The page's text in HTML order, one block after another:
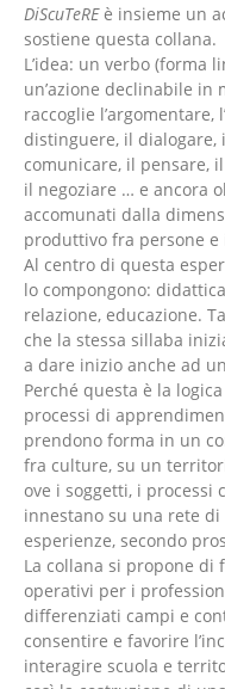
DiScuTeREè insieme un
sostiene questa collana.
L’idea: un verbo (forma
un’azione declinabile
raccoglie
distinguere, il
comunicare, il pensare,
il negoziare … e ancora
accomunati dalla
produttivo fra persone e
Al centro di questa
lo compongono:
relazione, educazione.
che la stessa sillaba
a dare inizio anche ad
Perché questa è la
processi di
prendono forma in un
fra culture, su un
ove i soggetti, i processi
innestano su una rete
esperienze, secondo
La collana si propone
operativi per i
differenziati campi e
consentire e favorire
interagire scuola e